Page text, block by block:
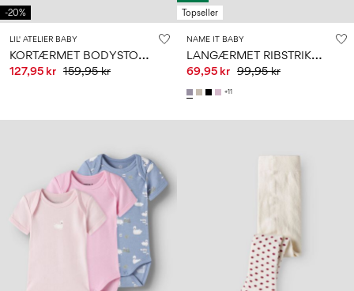
-20%
LIL' ATELIER BABY
K
ORTÆRMET BODYSTOCKING
127,95 kr 159,95 kr
Topseller
NAME IT BABY
L
ANGÆRMET RIBSTRIKKET BODYSTOCKING
69,95 kr 99,95 kr
+11